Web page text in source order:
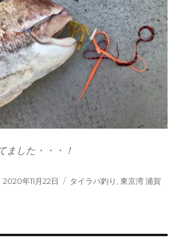
ました・・・！
投
2020年11月22日
カ
タイラバ釣り ,東京湾 浦賀